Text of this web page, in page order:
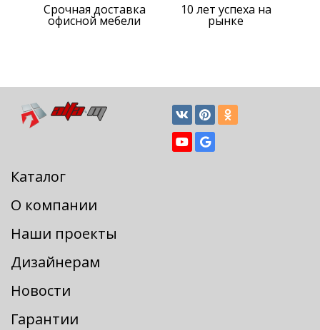
Срочная доставка
офисной мебели
10 лет успеха на
рынке
Каталог
О компании
Наши проекты
Дизайнерам
Новости
Гарантии